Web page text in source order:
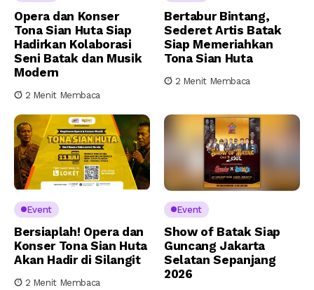
Opera dan Konser
Tona Sian Huta Siap
Hadirkan Kolaborasi
Seni Batak dan Musik
Modern
2 Menit Membaca
Bertabur Bintang,
Sederet Artis Batak
Siap Memeriahkan
Tona Sian Huta
2 Menit Membaca
Event
Bersiaplah! Opera dan
Konser Tona Sian Huta
Akan Hadir di Silangit
2 Menit Membaca
Event
Show of Batak Siap
Guncang Jakarta
Selatan Sepanjang
2026